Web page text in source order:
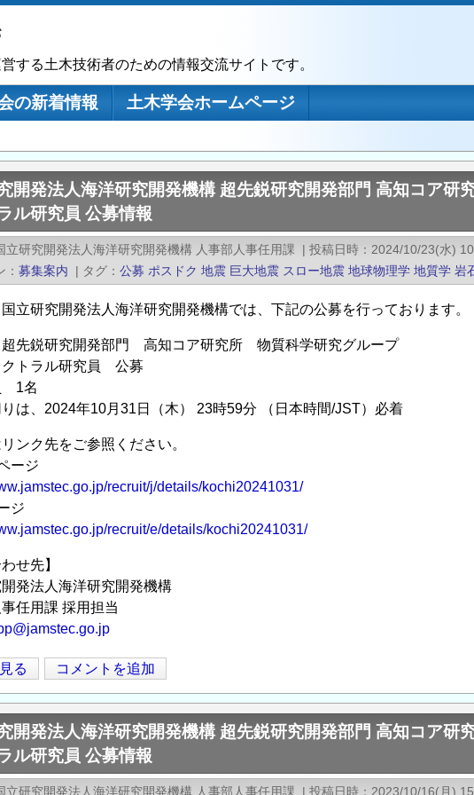
する土木技術者のための情報交流サイトです。
の新着情報
土木学会ホームページ
開発法人海洋研究開発機構 超先鋭研究開発部門 高知コア
ル研究員 公募情報
立研究開発法人海洋研究開発機構 人事部人事任用課 | 投稿日時
2024/10/23(水)
募集案内 | タグ 公募 ポスドク 地震 巨大地震 スロー地震 地球物理学 地質学 岩
国立研究開発法人海洋研究開発機構では、下記の公募を行っております。
超先鋭研究開発部門 高知コア研究所 物質科学研究グループ
クトラル研究員 公募
1名
は、2024年10月31日（木） 23時59分 （日本時間/JST）必着
ンク先をご参照ください。
ージ
recruit/j/details/kochi20241031/
ジ
recruit/e/details/kochi20241031/
せ先】
発法人海洋研究開発機構
任用課 採用担当
る コメントを追加
開発法人海洋研究開発機構 超先鋭研究開発部門 高知コア
ル研究員 公募情報
立研究開発法人海洋研究開発機構 人事部人事任用課 | 投稿日時 2023/10/16(月)